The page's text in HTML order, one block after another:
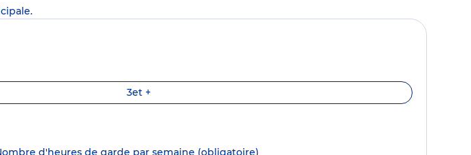
3et +
d'heures de garde par semaine (obligatoire)